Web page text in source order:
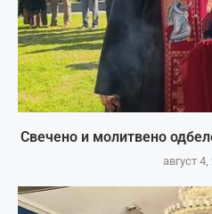
Свечено и молитвено
август